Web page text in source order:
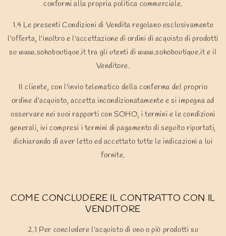
conformi alla propria politica commerciale.
1.4 Le presenti Condizioni di Vendita regolano esclusivamente
l'offerta, l'inoltro e l'accettazione di ordini di acquisto di prodotti
su www.sohoboutique.it tra gli utenti di www.sohoboutique.it e il
Venditore.
Il cliente, con l'invio telematico della conferma del proprio
ordine d'acquisto, accetta incondizionatamente e si impegna ad
osservare nei suoi rapporti con SOHO, i termini e le condizioni
generali, ivi compresi i termini di pagamento di seguito riportati,
dichiarando di aver letto ed accettato tutte le indicazioni a lui
fornite.
COME CONCLUDERE IL CONTRATTO CON IL
VENDITORE
2.1 Per concludere l'acquisto di uno o più prodotti su